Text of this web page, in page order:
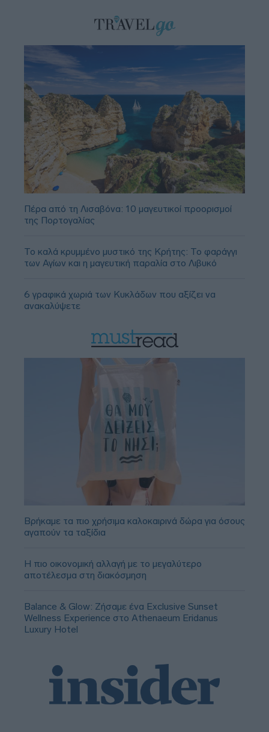
Πέρα από τη Λισαβόνα: 10 μαγευτικοί προορισμοί
της Πορτογαλίας
Το καλά κρυμμένο μυστικό της Κρήτης: Το φαράγγι
των Αγίων και η μαγευτική παραλία στο Λιβυκό
6 γραφικά χωριά των Κυκλάδων που αξίζει να
ανακαλύψετε
Βρήκαμε τα πιο χρήσιμα καλοκαιρινά δώρα για όσους
αγαπούν τα ταξίδια
Η πιο οικονομική αλλαγή με το μεγαλύτερο
αποτέλεσμα στη διακόσμηση
Balance & Glow: Ζήσαμε ένα Exclusive Sunset
Wellness Experience στο Athenaeum Eridanus
Luxury Hotel